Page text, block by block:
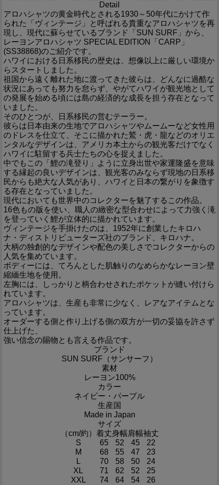
Detail
アロハシャツの黄金時代とされる1930～50年代にかけて作
られた「ヴィンテージ」と呼ばれる貴重なアロハシャツを再
現し、現代に蘇らせているブランド「SUN SURF」から、
レーヨンアロハシャツ SPECIAL EDITION「CARP」
(SS38868)のご紹介です。
ハワイにおける日系移民の歴史は、想像以上に厳しい環境か
らスタートしました。
祖国から遠く離れた地に渡ってきた彼らは、どんなに過酷な
状況にあっても努力を怠らず、やがてハワイが観光地として
の発展を始める頃には島の経済的な成長を担う存在となって
いました。
そのひとつが、日系移民の営むテーラー。
彼らは日本由来の生地でアロハシャツやムームーなど女性用
のドレスを仕立て、そこに描かれた鷲・虎・龍などのオリエ
ンタルなデザインは、アメリカ本土からの観光客だけでなく
ハワイに駐留する兵士たちの心を捉えました。
中でもこの「鯉の滝登り」ように立身出世や家運隆盛を意味
する縁起の良いデザインは、観光客のみならず現地の日系移
民からも絶大な人気があり、ハワイと日本の繋がりを象徴す
る存在となっていました。
現代においても世界中のコレクターを魅了するこの作品。
16色もの版を使い、職人の緻密な型合わせによって力強く滝
を登っていく鯉が立体的に描かれています。
ヴィンテージを手掛けたのは、1952年に創業したキロハ
ナ・ディストリビューターズ社のブランド、キロハナ。
大柄の独創的なデザインや配色の美しさでコレクターからの
人気を集めています。
ボディーには、てろんとした肌触りのなめらかなレーヨン壁
縮緬生地を使用。
左胸には、しっかりと柄合わせされたポケットが縫い付けら
れています。
アロハシャツは、生産も非常に少なく、レアなアイテムとな
っています。
オーダーする側と作り上げる側の双方が一切の妥協を許さず
仕上げた、
強い信念の賜物とも言える作品です。
ブランド
SUN SURF（サンサーフ）
素材
レーヨン100%
カラー
ネイビー・パープル
生産国
Made in Japan
サイズ
（cm/約） 着丈身幅肩幅袖丈
S
65 52 45
22
M
68 55 47
23
L
70 58 50
24
XL
71 62 52
25
XXL
74 64 54 26